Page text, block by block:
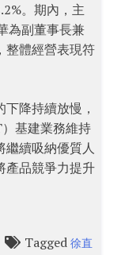
。期內，主
為副董事長兼
整體經營表現符
降持續放慢，
基建業務維持
繼續吸納優質人
產品競爭力提升
Tagged 徐直